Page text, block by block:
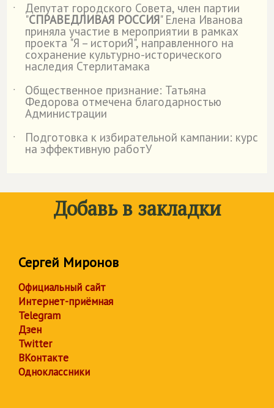
˙
Депутат городского Совета, член партии
"СПРАВЕДЛИВАЯ РОССИЯ" Елена Иванова
приняла участие в мероприятии в рамках
проекта "Я – историЯ", направленного на
сохранение культурно-исторического
наследия Стерлитамака
˙
Общественное признание: Татьяна
Федорова отмечена благодарностью
Администрации
˙
Подготовка к избирательной кампании: курс
на эффективную работУ
Добавь в закладки
Сергей Миронов
Официальный сайт
Интернет-приёмная
Telegram
Дзен
Twitter
ВКонтакте
Одноклассники